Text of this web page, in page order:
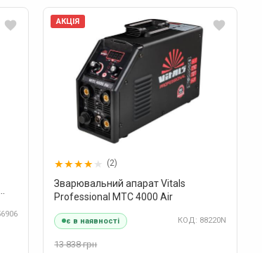
АКЦІЯ
(2)
Зварювальний апарат Vitals
Professional MTC 4000 Air
є в наявності КОД: 88220N
13 838 грн